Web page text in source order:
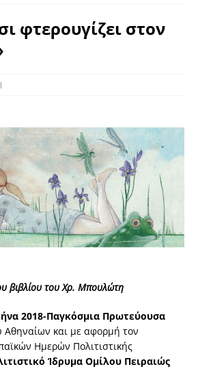
φτερουγίζει στον
βιβλίου του Χρ. Μπουλώτη
2018-Παγκόσμια Πρωτεύουσα
Αθηναίων και με αφορμή τον
Ημερών Πολιτιστικής
Ίδρυμα Ομίλου Πειραιώς